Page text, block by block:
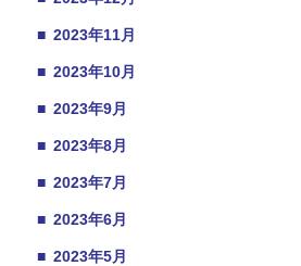
■ 2023年11月
■ 2023年10月
■ 2023年9月
■ 2023年8月
■ 2023年7月
■ 2023年6月
■ 2023年5月